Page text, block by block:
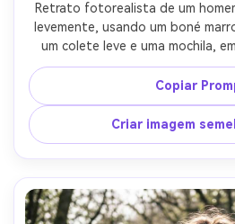
Retrato fotorealista de um
levemente, usando um boné
um colete leve e uma mochila,
outono com folhas laranja e
iluminação manchada quente,
f/1.8, profundidade de campo
humor aconchegante ao ar livre,
classificação editorial quente,
Copiar
Criar imagem